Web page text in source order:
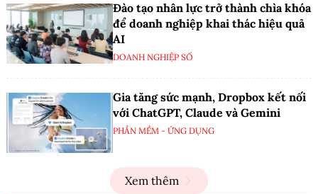
Đào tạo nhân lực trở thành chìa khóa
để doanh nghiệp khai thác hiệu quả
AI
DOANH NGHIỆP SỐ
Gia tăng sức mạnh, Dropbox kết nối
với ChatGPT, Claude và Gemini
PHẦN MỀM - ỨNG DỤNG
Xem thêm